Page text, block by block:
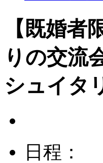
【既婚者
りの交流
シュイタ
日程：